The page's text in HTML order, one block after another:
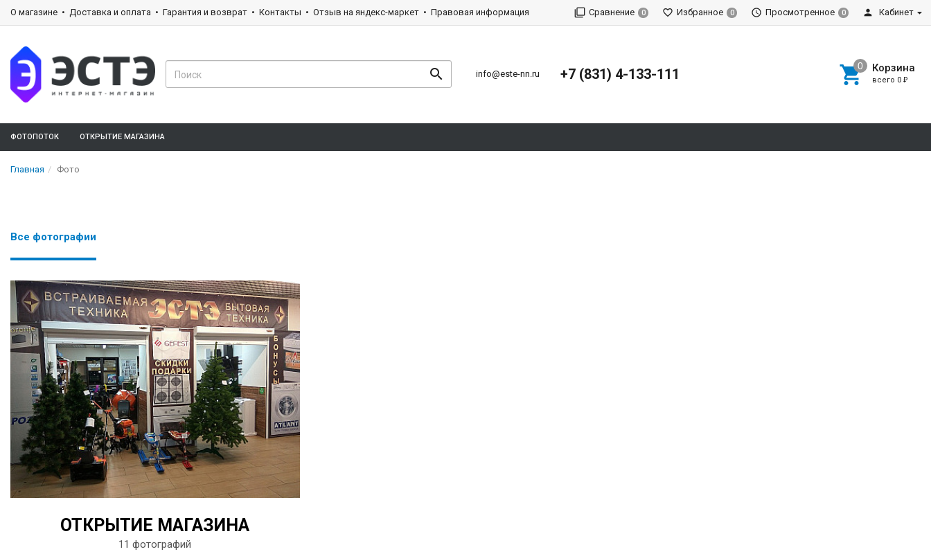
О магазине Доставка и оплата Гарантия и возврат Контакты Отзыв на яндекс-маркет Правовая информация Сравнение 0 Избранное 0 Просмотренное 0 Кабинет
info@este-nn.ru +7 (831) 4-133-111 Корзина
всего 0 ₽
ФОТОПОТОК ОТКРЫТИЕ МАГАЗИНА
Главная Фото
Все фотографии
ОТКРЫТИЕ МАГАЗИНА
11 фотографий